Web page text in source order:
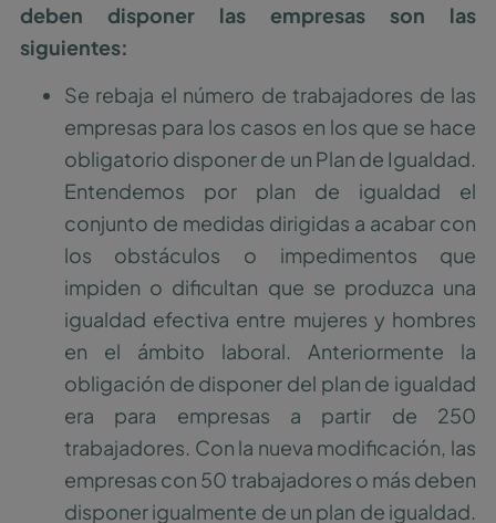
deben disponer las empresas son las
siguientes:
Se rebaja el número de trabajadores de las
empresas para los casos en los que se hace
obligatorio disponer de un Plan de Igualdad.
Entendemos por plan de igualdad el
conjunto de medidas dirigidas a acabar con
los obstáculos o impedimentos que
impiden o dificultan que se produzca una
igualdad efectiva entre mujeres y hombres
en el ámbito laboral. Anteriormente la
obligación de disponer del plan de igualdad
era para empresas a partir de 250
trabajadores. Con la nueva modificación, las
empresas con 50 trabajadores o más deben
disponer igualmente de un plan de igualdad.